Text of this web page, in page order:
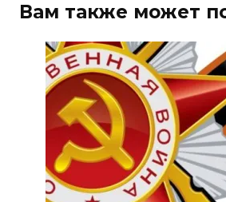
Вам также может